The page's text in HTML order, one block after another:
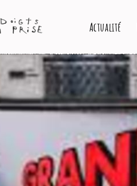
Actualité